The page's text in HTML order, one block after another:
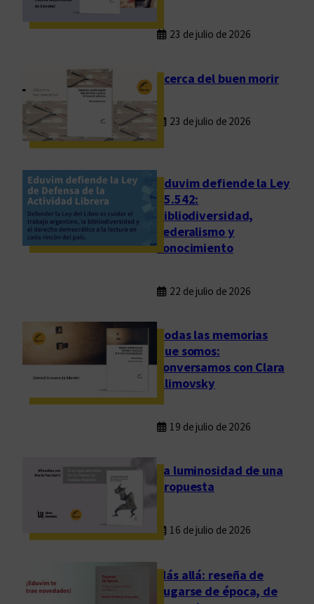
o
u
l
23 de julio de 2026
Acerca del buen morir
23 de julio de 2026
Eduvim defiende la Ley
25.542:
bibliodiversidad,
federalismo y
conocimiento
22 de julio de 2026
Todas las memorias
que somos:
conversamos con Clara
Klimovsky
19 de julio de 2026
La luminosidad de una
propuesta
16 de julio de 2026
Más allá: reseña de
Fugarse de época, de